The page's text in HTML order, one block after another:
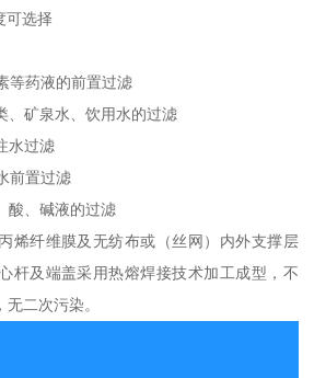
度可选择
等药液的前置过滤
、矿泉水、饮用水的过滤
注水过滤
水前置过滤
酸、碱液的过滤
烯纤维膜及无纺布或（丝网）内外支撑层
杆及端盖采用热熔焊接技术加工成型，不
二次污染。